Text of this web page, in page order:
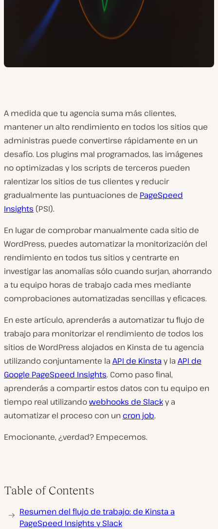
A medida que tu agencia suma más clientes,
mantener un alto rendimiento en todos los sitios que
administras puede convertirse rápidamente en un
desafío. Los plugins mal programados, las imágenes
no optimizadas y los scripts de terceros pueden
ralentizar los sitios de tus clientes y reducir
gradualmente las puntuaciones de PageSpeed
Insights (PSI).
En lugar de comprobar manualmente cada sitio de
WordPress, puedes automatizar la monitorización del
rendimiento en todos tus sitios y centrarte en
investigar las anomalías sólo cuando surjan, ahorrando
a tu equipo horas de trabajo cada mes mediante
comprobaciones automatizadas sencillas y eficaces.
En este artículo, aprenderás a automatizar tu flujo de
trabajo para monitorizar el rendimiento de todos los
sitios de WordPress alojados en Kinsta de tu agencia
utilizando conjuntamente la API de Kinstay la API de
Google PageSpeed Insights. Como paso final,
aprenderás a compartir estos datos con tu equipo en
tiempo real utilizandowebhooks de Slacky a
automatizar el proceso con un cron job.
Emocionante, ¿verdad? Empecemos.
Table of Contents
Resumen del flujo de trabajo: de Kinsta a
PageSpeed Insights y Slack